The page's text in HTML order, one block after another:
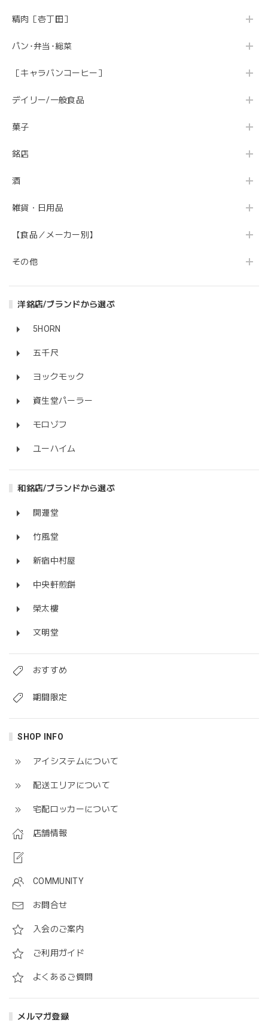
精肉［壱丁田］
パン･弁当･総菜
［キャラバンコーヒー］
デイリー/一般食品
菓子
銘店
酒
雑貨・日用品
【食品／メーカー別】
その他
洋銘店/ブランドから選ぶ
5HORN
五千尺
ヨックモック
資生堂パーラー
モロゾフ
ユーハイム
和銘店/ブランドから選ぶ
開運堂
竹風堂
新宿中村屋
中央軒煎餅
榮太樓
文明堂
おすすめ
期間限定
SHOP INFO
アイシステムについて
配送エリアについて
宅配ロッカーについて
店舗情報
COMMUNITY
お問合せ
入会のご案内
ご利用ガイド
よくあるご質問
メルマガ登録